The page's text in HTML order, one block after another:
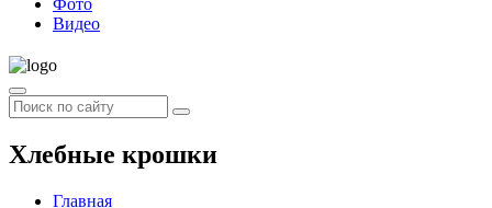
Фото
Видео
Хлебные крошки
Главная